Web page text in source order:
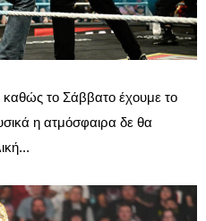
καθώς το Σάββατο έχουμε το
η ατμόσφαιρα δε θα